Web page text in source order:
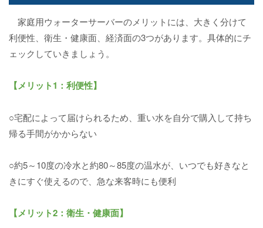
家庭用ウォーターサーバーのメリットには、大きく分けて
利便性、衛生・健康面、経済面の3つがあります。具体的にチ
ェックしていきましょう。
【メリット1：利便性】
○宅配によって届けられるため、重い水を自分で購入して持ち
帰る手間がかからない
○約5～10度の冷水と約80～85度の温水が、いつでも好きなと
きにすぐ使えるので、急な来客時にも便利
【メリット2：衛生・健康面】